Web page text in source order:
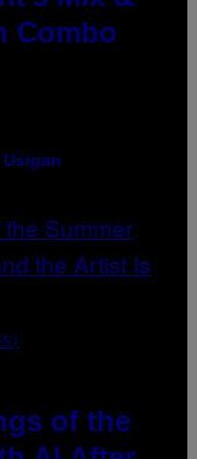
Combo
of the